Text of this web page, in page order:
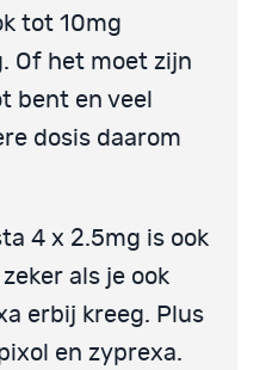
tot 10mg
Of het moet zijn
bent en veel
dosis daarom
4 x 2.5mg is ook
als je ook
erbij kreeg. Plus
en zyprexa.